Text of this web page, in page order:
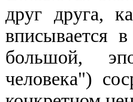
друг друга,
вписывается
большой,
человека")